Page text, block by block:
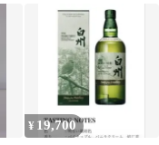
¥ 19,700